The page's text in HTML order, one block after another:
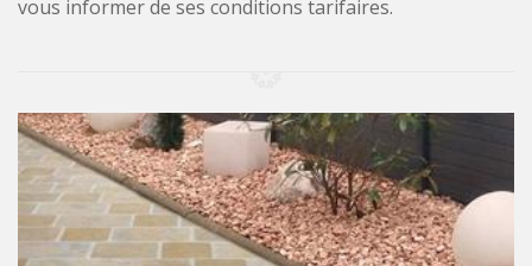
vous informer de ses conditions tarifaires.